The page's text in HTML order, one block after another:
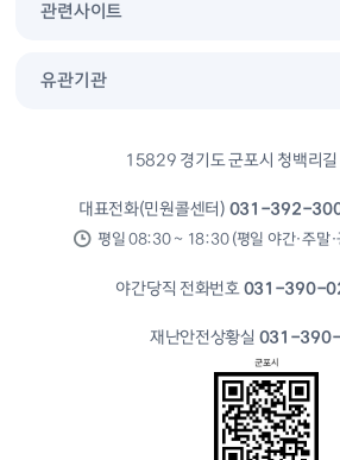
관련사이트
유관기관
15829 경기도 군포시 청백리
대표전화(민원콜센터) 031-392-
평일 08:30 ~ 18:30 (평일 야간·주말·
야간당직 전화번호031-390-
재난안전상황실 031-